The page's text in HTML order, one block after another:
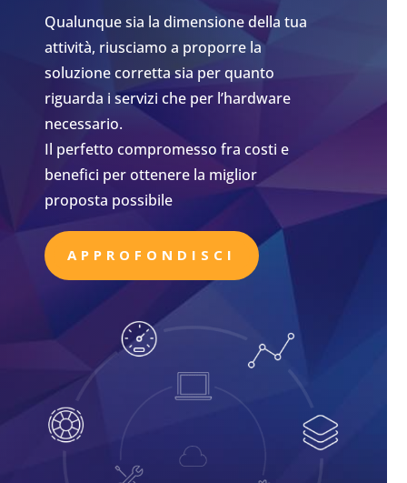
Qualunque sia la dimensione della tua
attività, riusciamo a proporre la
soluzione corretta sia per quanto
riguarda i servizi che per l’hardware
necessario.
Il perfetto compromesso fra costi e
benefici per ottenere la miglior
proposta possibile
APPROFONDISCI